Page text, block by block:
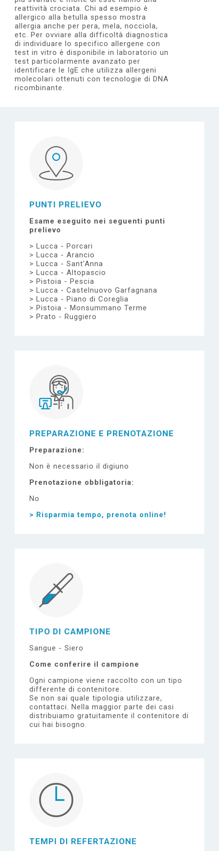
reattività crociata. Chi ad esempio è
allergico alla betulla spesso mostra
allergia anche per pera, mela, nocciola,
etc. Per ovviare alla difficoltà diagnostica
di individuare lo specifico allergene con
test in vitro è disponibile in laboratorio un
test particolarmente avanzato per
identificare le IgE che utilizza allergeni
molecolari ottenuti con tecnologie di DNA
ricombinante.
PUNTI PRELIEVO
Esame eseguito nei seguenti punti
prelievo
Lucca - Porcari
Lucca - Arancio
Lucca - Sant'Anna
Lucca - Altopascio
Pistoia - Pescia
Lucca - Castelnuovo Garfagnana
Lucca - Piano di Coreglia
Pistoia - Monsummano Terme
Prato - Ruggiero
PREPARAZIONE E PRENOTAZIONE
Preparazione
Non è necessario il digiuno
Prenotazione obbligatoria
No
> Risparmia tempo, prenota online!
TIPO DI CAMPIONE
Sangue - Siero
Come conferire il campione
Ogni campione viene raccolto con un tipo
differente di contenitore.
Se non sai quale tipologia utilizzare,
contattaci. Nella maggior parte dei casi
distribuiamo gratuitamente il contenitore di
cui hai bisogno.
TEMPI DI REFERTAZIONE